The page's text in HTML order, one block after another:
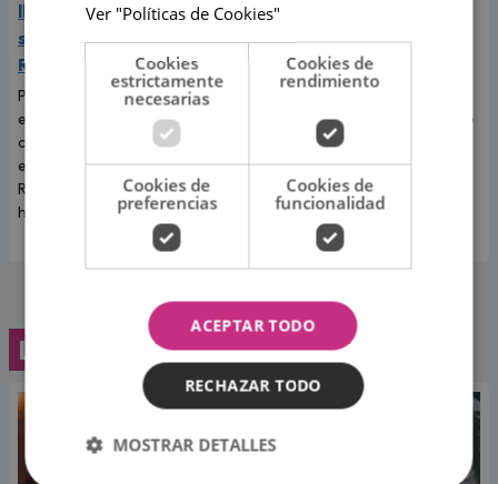
lloró a escondidas tras
separarse de Korina
Rivadeneira
Por primera vez, el
exintegrante de Combate
contó cómo realmente afrontó
el fin de su relación con Korina
Rivadeneira, madre de sus dos
hijos.
Díaz protagonizó fuerte
accidente al caer de 8
metros de altura
todos los televidentes de 'Esto
es guerra' ocurrió en pleno
programa en vivo.
Lo último
Ver "Políticas de Cookies"
Cookies
estrictamente
necesarias
Cookies de
rendimiento
Cookies de
preferencias
Cookies de
funcionalidad
ACEPTAR TODO
RECHAZAR TODO
MOSTRAR DETALLES